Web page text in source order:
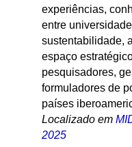
experiências,
entre
sustentabilidade,
espaço
pesquisadores,
formuladores de
países
Localizado em
2025